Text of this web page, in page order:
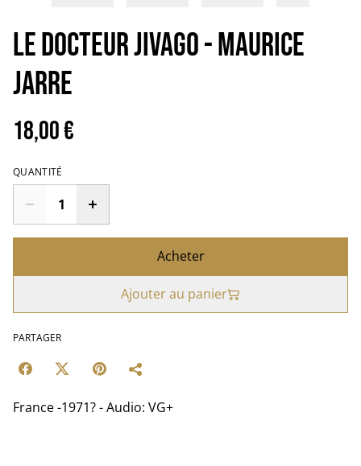
Le docteur Jivago - Maurice
Jarre
18,00 €
QUANTITÉ
Acheter
Ajouter au panier
PARTAGER
France -1971? - Audio: VG+